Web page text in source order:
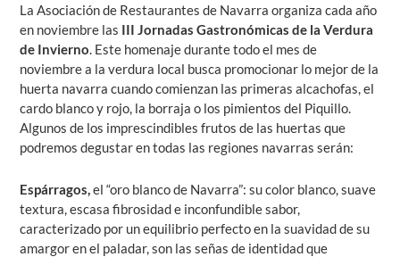
La Asociación de Restaurantes de Navarra organiza cada año
en noviembre las III Jornadas Gastronómicas de la Verdura
de Invierno. Este homenaje durante todo el mes de
noviembre a la verdura local busca promocionar lo mejor de la
huerta navarra cuando comienzan las primeras alcachofas, el
cardo blanco y rojo, la borraja o los pimientos del Piquillo.
Algunos de los imprescindibles frutos de las huertas que
podremos degustar en todas las regiones navarras serán:
Espárragos,el “oro blanco de Navarra”: su color blanco, suave
textura, escasa fibrosidad e inconfundible sabor,
caracterizado por un equilibrio perfecto en la suavidad de su
amargor en el paladar, son las señas de identidad que